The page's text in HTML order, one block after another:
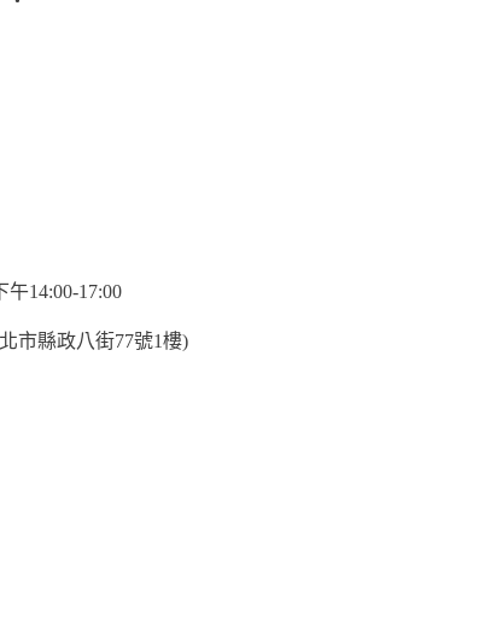
14:00-17:00
市縣政八街77號1樓)